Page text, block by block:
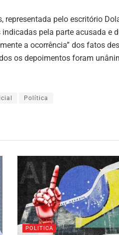
representada pelo escritório
pela parte acusada e
a ocorrência” dos fatos
os depoimentos foram
Política
POLITICA